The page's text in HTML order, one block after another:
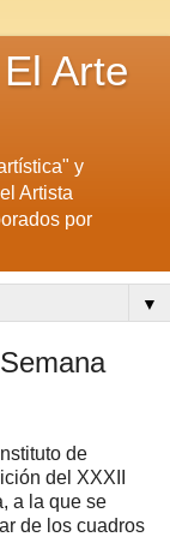
Arte
y
Artista
por
▼
de
del XXXII
a la que se
de los cuadros